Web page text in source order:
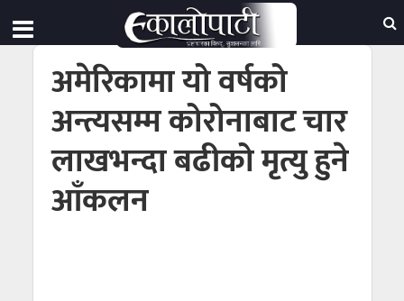
अमेरिकामा यो वर्षको
अन्त्यसम्म कोरोनाबाट चार
लाखभन्दा बढीको मृत्यु हुने
आँकलन